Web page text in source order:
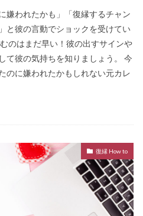
嫌われたかも」「復縁するチャン
と彼の言動でショックを受けてい
のはまだ早い！彼の出すサインや
て彼の気持ちを知りましょう。 今
のに嫌われたかもしれない元カレ
復縁 How to